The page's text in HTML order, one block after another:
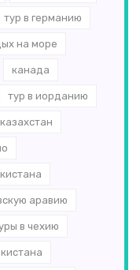
тур в германию
на море
канада
тур в иорданию
аравию
в чехию